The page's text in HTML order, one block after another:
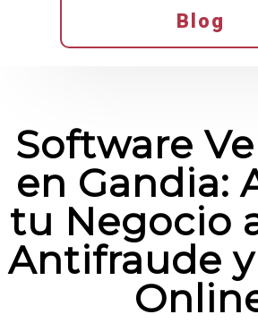
Blog
Software
en Gandia:
tu Negocio
Antifraude